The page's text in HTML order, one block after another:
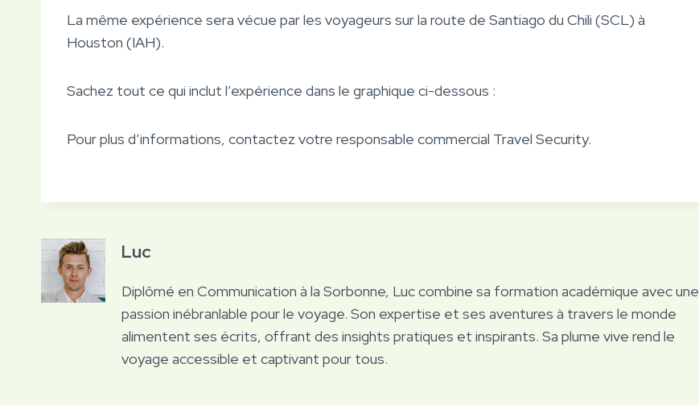
La même expérience sera vécue par les voyageurs sur la route de Santiago du Chili (SCL) à
Houston (IAH).
Sachez tout ce qui inclut l’expérience dans le graphique ci-dessous :
Pour plus d’informations, contactez votre responsable commercial Travel Security.
Luc
Diplômé en Communication à la Sorbonne, Luc combine sa formation académique avec une
passion inébranlable pour le voyage. Son expertise et ses aventures à travers le monde
alimentent ses écrits, offrant des insights pratiques et inspirants. Sa plume vive rend le
voyage accessible et captivant pour tous.